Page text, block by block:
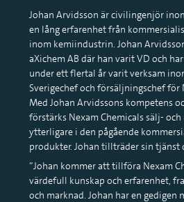
Johan Arvidsson är civilingenjör
en lång erfarenhet från
inom kemiindustrin. Johan
aXichem AB där han varit VD och
under ett flertal år varit verksam
Sverigechef och försäljningschef för
Med Johan Arvidssons kompetens
förstärks Nexam Chemicals sälj-
ytterligare i den pågående
produkter. Johan tillträder sin tjänst
”Johan kommer att tillföra Nexam
värdefull kunskap och erfarenhet,
och marknad. Johan har en gedigen